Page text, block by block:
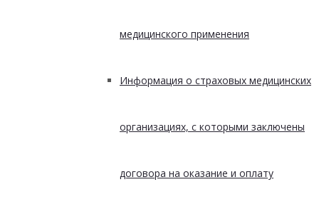
медицинского применения
Информация о страховых медицинских
организациях, с которыми заключены
договора на оказание и оплату